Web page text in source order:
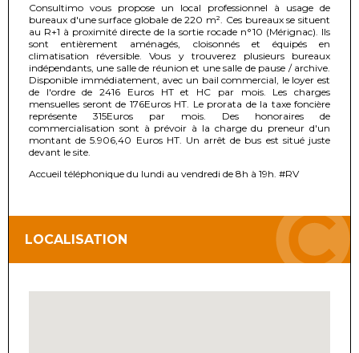
Consultimo vous propose un local professionnel à usage de
bureaux d'une surface globale de 220 m². Ces bureaux se situent
au R+1 à proximité directe de la sortie rocade n°10 (Mérignac). Ils
sont entièrement aménagés, cloisonnés et équipés en
climatisation réversible. Vous y trouverez plusieurs bureaux
indépendants, une salle de réunion et une salle de pause / archive.
Disponible immédiatement, avec un bail commercial, le loyer est
de l'ordre de 2416 Euros HT et HC par mois. Les charges
mensuelles seront de 176Euros HT. Le prorata de la taxe foncière
représente 315Euros par mois. Des honoraires de
commercialisation sont à prévoir à la charge du preneur d'un
montant de 5.906,40 Euros HT. Un arrêt de bus est situé juste
devant le site.
Accueil téléphonique du lundi au vendredi de 8h à 19h. #RV
LOCALISATION